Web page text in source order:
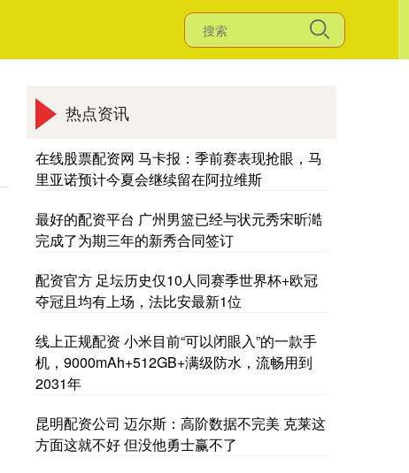
热点资讯
在线股票配资网 马卡报：季前赛表现抢眼，马
里亚诺预计今夏会继续留在阿拉维斯
最好的配资平台 广州男篮已经与状元秀宋昕澔
完成了为期三年的新秀合同签订
配资官方 足坛历史仅10人同赛季世界杯+欧冠
夺冠且均有上场，法比安最新1位
线上正规配资 小米目前“可以闭眼入”的一款手
机，9000mAh+512GB+满级防水，流畅用到
2031年
昆明配资公司 迈尔斯：高阶数据不完美 克莱这
方面这就不好 但没他勇士赢不了